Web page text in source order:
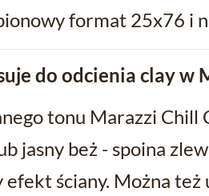
format 25x76 i
do odcienia clay w
tonu Marazzi
jasny beż - spoina
ściany. Można